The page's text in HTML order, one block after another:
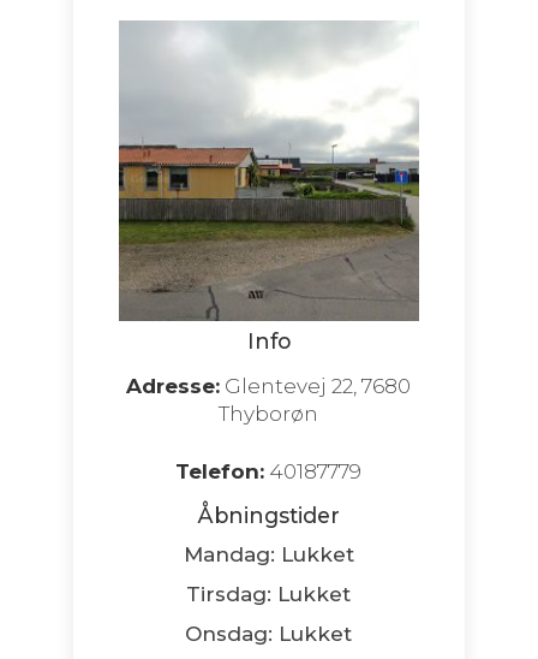
Info
Adresse: Glentevej 22, 7680
Thyborøn
Telefon: 40187779
Åbningstider
Mandag: Lukket
Tirsdag: Lukket
Onsdag: Lukket